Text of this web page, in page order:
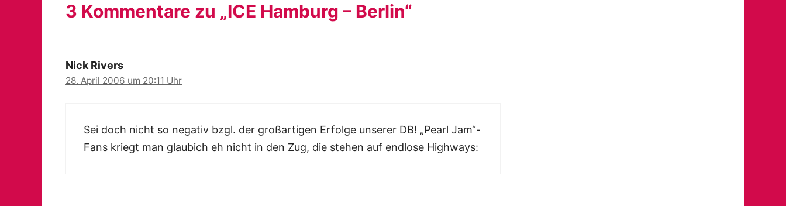
3 Kommentare zu „ICE Hamburg – Berlin“
Nick Rivers
28. April 2006 um 20:11 Uhr
Sei doch nicht so negativ bzgl. der großartigen Erfolge unserer DB! „Pearl Jam“-
Fans kriegt man glaubich eh nicht in den Zug, die stehen auf endlose Highways: